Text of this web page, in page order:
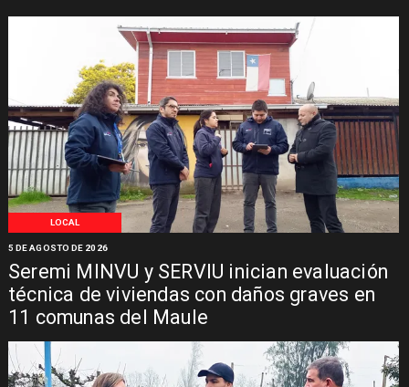
LOCAL
Seremi MINVU y SERVIU inician evaluación
técnica de viviendas con daños graves en
11 comunas del Maule
5 DE AGOSTO DE 2026